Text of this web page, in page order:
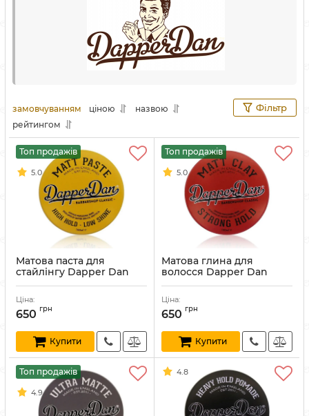
замовчуванням ціною
назвою
рейтингом
Фільтр
Топ продажів
5.0
Матова паста для
стайлінгу Dapper Dan
Артикул:
Ціна:
650 грн
Купити
Топ продажів
5.0
Матова глина для
волосся Dapper Dan
Артикул:
Ціна:
650 грн
Купити
Топ продажів
4.9
4.8